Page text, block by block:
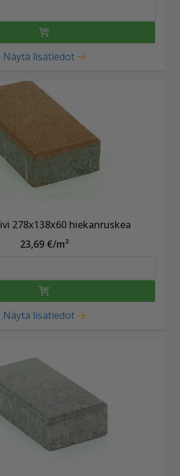
Näytä lisätiedot
278x138x60 hiekanruskea
23,69 €/m²
Näytä lisätiedot